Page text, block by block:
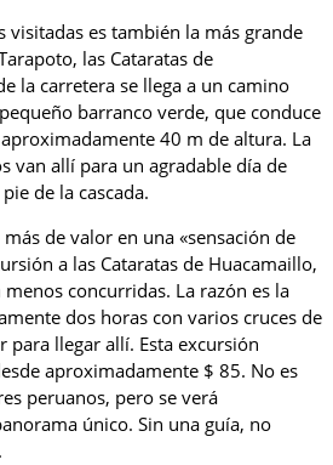
visitadas es también la más grande
las Cataratas de
la carretera se llega a un camino
barranco verde, que conduce
40 m de altura. La
van allí para un agradable día de
de la cascada.
de valor en una «sensación de
a las Cataratas de Huacamaillo,
concurridas. La razón es la
dos horas con varios cruces de
para llegar allí. Esta excursión
aproximadamente $ 85. No es
peruanos, pero se verá
único. Sin una guía, no